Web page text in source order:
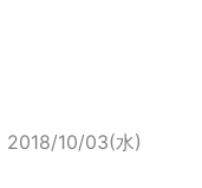
2018/10/03(水)